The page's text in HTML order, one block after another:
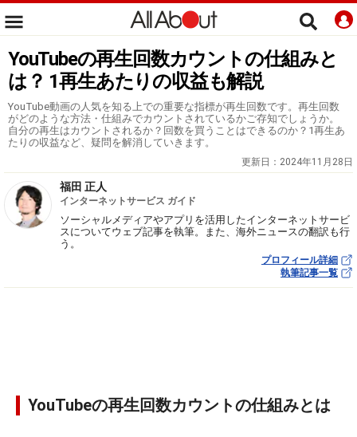
YouTubeの再生回数カウントの仕組みと
は？ 1再生あたりの収益も解説
YouTube動画の人気を知る上での重要な指標が再生回数です。再生回数
がどのような方法・仕組みでカウントされているかご存知でしょうか。
自分の再生はカウントされるか？回数を買うことはできるのか？1再生あ
たりの収益など、疑問を解消していきます。
更新日： 2024年11月28日
福田 正人
インターネットサービス ガイド
ソーシャルメディアやアプリを活用したインターネットサービ
スについてウェブ記事を執筆。また、海外ニュースの翻訳も行
う。
プロフィール詳細
執筆記事一覧
YouTubeの再生回数カウントの仕組みとは